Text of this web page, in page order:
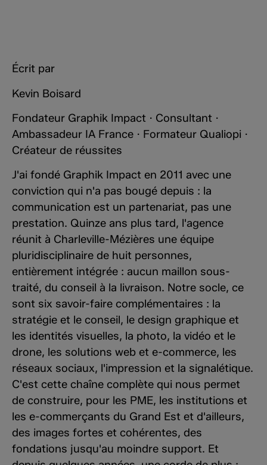
Écrit par
Kevin Boisard
Fondateur Graphik Impact · Consultant ·
Ambassadeur IA France · Formateur Qualiopi ·
Créateur de réussites
J'ai fondé Graphik Impact en 2011 avec une
conviction qui n'a pas bougé depuis : la
communication est un partenariat, pas une
prestation. Quinze ans plus tard, l'agence
réunit à Charleville-Mézières une équipe
pluridisciplinaire de huit personnes,
entièrement intégrée : aucun maillon sous-
traité, du conseil à la livraison. Notre socle, ce
sont six savoir-faire complémentaires : la
stratégie et le conseil, le design graphique et
les identités visuelles, la photo, la vidéo et le
drone, les solutions web et e-commerce, les
réseaux sociaux, l'impression et la signalétique.
C'est cette chaîne complète qui nous permet
de construire, pour les PME, les institutions et
les e-commerçants du Grand Est et d'ailleurs,
des images fortes et cohérentes, des
fondations jusqu'au moindre support. Et